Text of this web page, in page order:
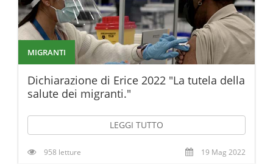
MIGRANTI
Dichiarazione di Erice 2022 "La tutela della
salute dei migranti."
LEGGI TUTTO
958 letture 19 Mag 2022